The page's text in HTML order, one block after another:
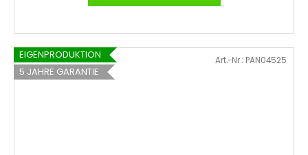
EIGENPRODUKTION
5 JAHRE GARANTIE
Art.-Nr.: PAN04525